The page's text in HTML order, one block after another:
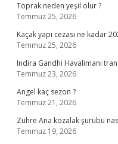
Toprak neden yeşil olur ?
Temmuz 25, 2026
Kaçak yapı cezası ne kadar
Temmuz 25, 2026
Indira Gandhi Havalimanı
Temmuz 23, 2026
Angel kaç sezon ?
Temmuz 21, 2026
Zühre Ana kozalak şurubu
Temmuz 19, 2026